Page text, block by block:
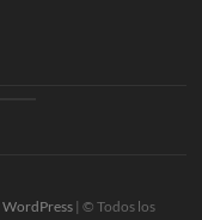
o
WordPress | © Todos los